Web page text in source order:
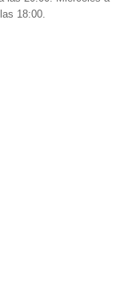
18:00.